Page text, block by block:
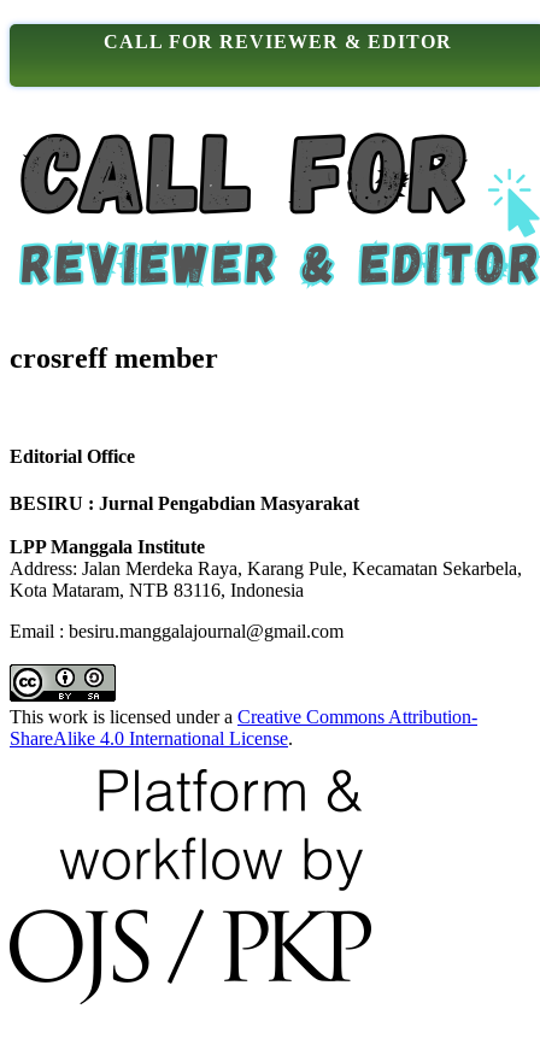
CALL FOR REVIEWER & EDITOR
crosreff member
Editorial Office
BESIRU : Jurnal Pengabdian Masyarakat
LPP Manggala Institute
Address: Jalan Merdeka Raya, Karang Pule, Kecamatan Sekarbela,
Kota Mataram, NTB 83116, Indonesia
Email : besiru.manggalajournal@gmail.com
This work is licensed under a Creative Commons Attribution-
ShareAlike 4.0 International License.